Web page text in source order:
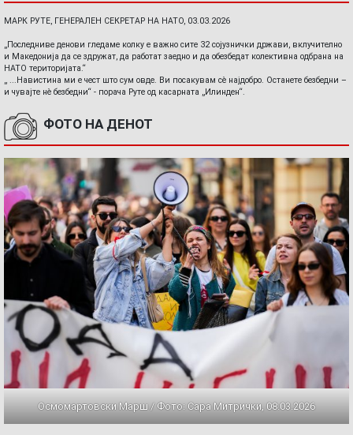
МАРК РУТЕ, ГЕНЕРАЛЕН СЕКРЕТАР НА НАТО, 03.03.2026
„Последниве денови гледаме колку е важно сите 32 сојузнички држави, вклучително
и Македонија да се здружат, да работат заедно и да обезбедат колективна одбрана на
НАТО територијата.“
„ ...Навистина ми е чест што сум овде. Ви посакувам сè најдобро. Останете безбедни –
и чувајте нè безбедни“ - порача Руте од касарната „Илинден“.
ФОТО НА ДЕНОТ
Осмомартовски Марш / Фото: Сара Митрички, 08.03.2026